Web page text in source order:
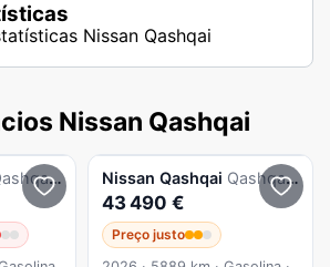
Nissan Qashqai
Nissan Qashqai
DIG-T N-Connecta LED+SKY Xtronic Nissan Qashqai Qashqai 1.5 e-Power Evolve + Two Tone
43 490 €
Preço justo